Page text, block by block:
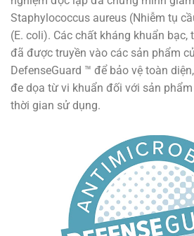
Staphylococcus aureus (Nhiễm tụ
(E. coli). Các chất kháng khuẩn bạc,
đã được truyền vào các sản phẩm
DefenseGuard ™ để bảo vệ toàn
đe dọa từ vi khuẩn đối với sản
thời gian sử dụng.